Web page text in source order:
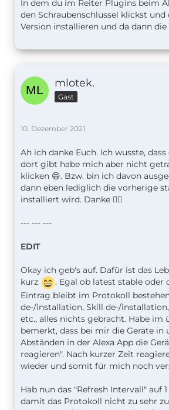
In dem du im Reiter Plugins beim
den Schraubenschlüssel klickst
Version installieren und da dann
mlotek.
Gast
10. Dezember 2021
Ah ich danke Euch. Ich wusste,
dort gibt habe mich aber nicht
klicken 😄. Bzw. bin ich davon
dann eben lediglich die vorherige
installiert wird. Danke 👍🏼
--- --- ---
EDIT
Okay ich geb's auf. Dafür ist das
kurz
. Egal ob latest stable oder
Eintrag bleibt im Protokoll
de-/installation, Skill de-/
etc., alles nichts gebracht. Habe im
bemerkt, dass bei mir die Geräte in
Abständen in der Alexa App die
reagieren". Nach kurzer Zeit
wieder und somit für mich noch
Hab nun das "Refresh Intervall" auf
damit das Protokoll nicht zu sehr